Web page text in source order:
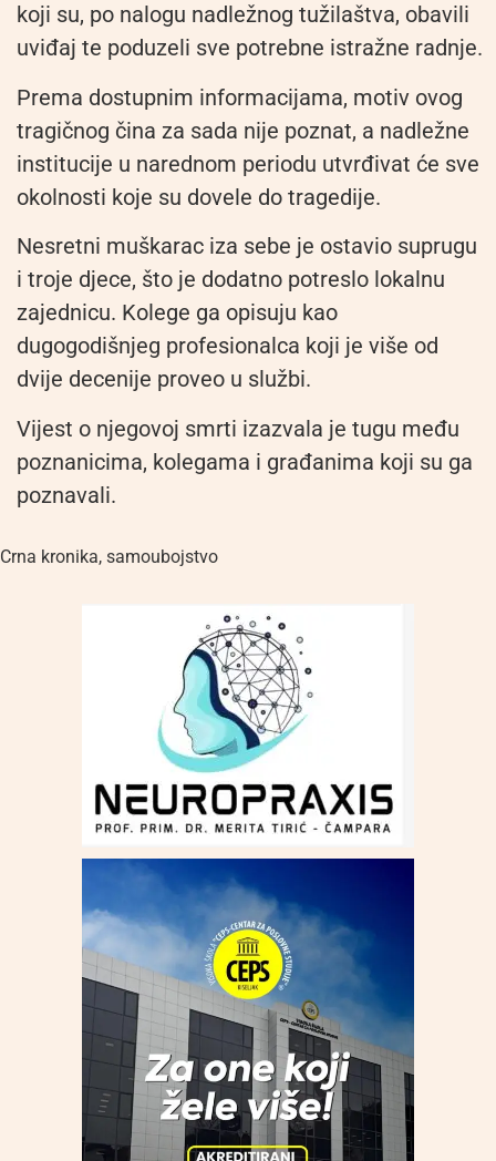
koji su, po nalogu nadležnog tužilaštva, obavili
uviđaj te poduzeli sve potrebne istražne radnje.
Prema dostupnim informacijama, motiv ovog
tragičnog čina za sada nije poznat, a nadležne
institucije u narednom periodu utvrđivat će sve
okolnosti koje su dovele do tragedije.
Nesretni muškarac iza sebe je ostavio suprugu
i troje djece, što je dodatno potreslo lokalnu
zajednicu. Kolege ga opisuju kao
dugogodišnjeg profesionalca koji je više od
dvije decenije proveo u službi.
Vijest o njegovoj smrti izazvala je tugu među
poznanicima, kolegama i građanima koji su ga
poznavali.
Crna kronika, samoubojstvo